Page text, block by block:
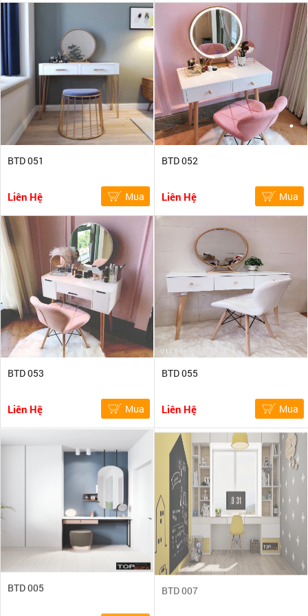
BTD 051
Liên Hệ Mua
BTD 052
Liên Hệ Mua
BTD 053
Liên Hệ Mua
BTD 055
Liên Hệ Mua
BTD 005 BTD 007